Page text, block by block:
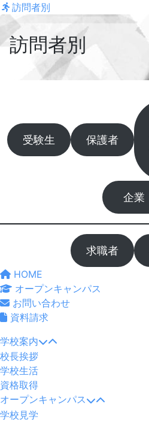
訪問者別
訪問者別
問
2023
月
8
日
by
maedai
受験生 保護者
企業
求職者
HOME
オープンキャンパス
お問い合わせ
資料請求
学校案内
校長挨拶
学校生活
資格取得
オープンキャンパス
学校見学